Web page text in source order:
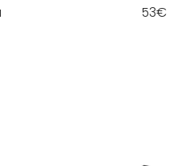
53€